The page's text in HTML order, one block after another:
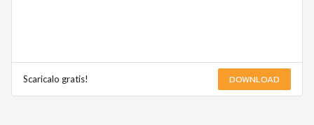
Scaricalo gratis! DOWNLOAD